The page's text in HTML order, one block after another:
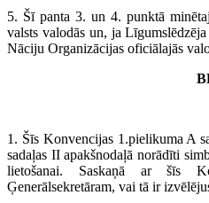
5. Šī panta 3. un 4. punktā
valsts valodās un, ja
Nāciju Organizācijas oficiālajās
1. Šīs Konvencijas 1.pielikuma A
sadaļas II apakšnodaļā norādīti
lietošanai. Saskaņā ar šīs
Ģenerālsekretāram, vai tā ir